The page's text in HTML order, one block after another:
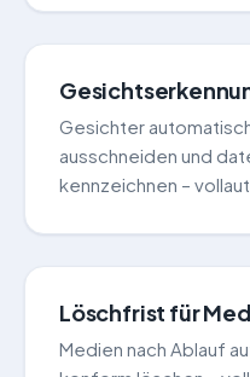
Gesichter
ausschneiden und
kennzeichnen –
Löschfrist für
Medien nach Ablauf